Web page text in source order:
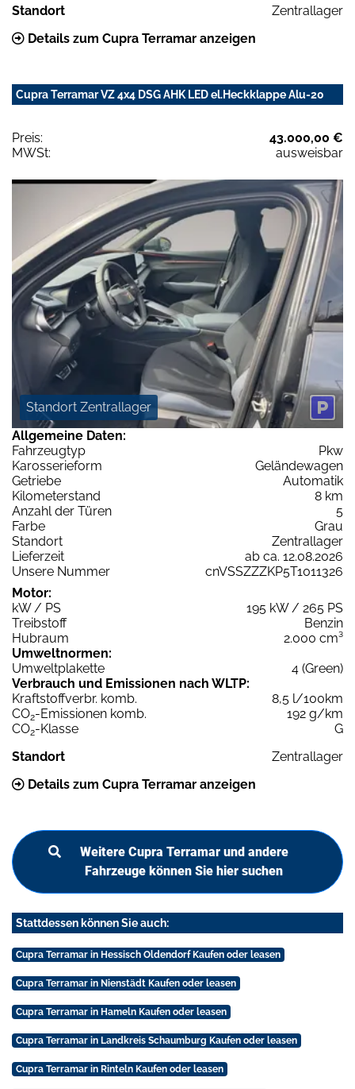
Standort
Zentrallager
Details zum Cupra Terramar anzeigen
Cupra Terramar VZ 4x4 DSG AHK LED el.Heckklappe Alu-20
Preis:
43.000,00 €
MWSt:
ausweisbar
Standort Zentrallager
Allgemeine Daten:
Fahrzeugtyp
Pkw
Karosserieform
Geländewagen
Getriebe
Automatik
Kilometerstand
8 km
Anzahl der Türen
5
Farbe
Grau
Standort
Zentrallager
Lieferzeit
ab ca. 12.08.2026
Unsere Nummer
cnVSSZZZKP5T1011326
Motor:
kW / PS
195 kW / 265 PS
Treibstoff
Benzin
Hubraum
2.000 cm³
Umweltnormen:
Umweltplakette
4 (Green)
Verbrauch und Emissionen nach WLTP:
Kraftstoffverbr. komb.
8,5 l/100km
CO2-Emissionen komb.
192 g/km
CO2-Klasse
G
Standort
Zentrallager
Details zum Cupra Terramar anzeigen
Weitere Cupra Terramar und andere
Fahrzeuge können Sie hier suchen
Stattdessen können Sie auch:
Cupra Terramar in Hessisch Oldendorf Kaufen oder leasen
Cupra Terramar in Nienstädt Kaufen oder leasen
Cupra Terramar in Hameln Kaufen oder leasen
Cupra Terramar in Landkreis Schaumburg Kaufen oder leasen
Cupra Terramar in Rinteln Kaufen oder leasen